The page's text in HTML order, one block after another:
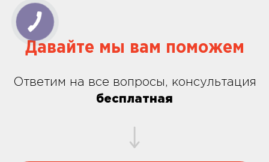
Давайте мы вам поможем
Ответим на все вопросы, консультация
бесплатная